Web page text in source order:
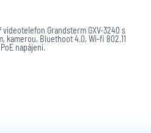
videotelefon Grandsterm GXV-3240 s
kamerou, Bluethoot 4.0, Wi-fi 802.11
napájení.